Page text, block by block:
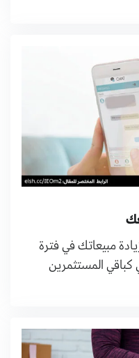
مبيعاتك في فترة
المستثمرين